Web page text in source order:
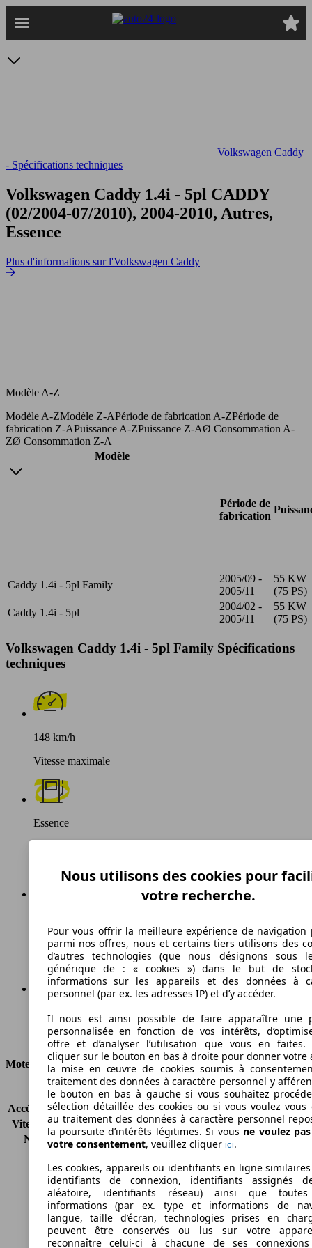
au
Volkswagen Caddy
- Spécifications techniques
Volkswagen Caddy 1.4i - 5pl CADDY
(02/2004-07/2010), 2004-2010, Autres,
Essence
Plus d'informations sur l'Volkswagen Caddy
Modèle A-Z
Modèle A-ZModèle Z-APériode de fabrication A-ZPériode de
fabrication Z-APuissance A-ZPuissance Z-AØ Consommation A-
ZØ Consommation Z-A
Modèle
Période de
fabrication
Caddy 1.4i - 5pl Family
2005/09 -
2005/11
55 KW
(75 PS)
Caddy 1.4i - 5pl
2004/02 -
2005/11
55 KW
(75 PS)
Volkswagen Caddy 1.4i - 5pl Family Spécifications
techniques
148 km/h
Vitesse maximale
Essence
Émissions de CO2 (combinées)*
Ø 8.2 l/100km
Consommation
Moteur et Puissance
KW (CH)
55 kW (75 PS)
Accélération (0-100 km/h) 17.9s
Vitesse maximale (km/h)
148 km/h
Nombre de vitesses
5
Cylindrée
1390 ccm
Carburant
Essence
Cylindres
4
Transmission
Boîte manuelle
Type de traction
Traction avant
Nous utilisons des cookies pour
votre recherche.
Pour vous offrir la meilleure expérience de navigation
parmi nos offres, nous et certains tiers utilisons des
d’autres technologies (que nous désignons sous
générique de : « cookies ») dans le but de
informations sur les appareils et des données à
personnel (par ex. les adresses IP) et d’y accéder.
Il nous est ainsi possible de faire apparaître une
personnalisée en fonction de vos intérêts,
offre et d’analyser l’utilisation que vous en faites.
cliquer sur le bouton en bas à droite pour donner votre
la mise en œuvre de cookies soumis à
traitement des données à caractère personnel y
le bouton en bas à gauche si vous souhaitez
sélection détaillée des cookies ou si vous voulez vous
au traitement des données à caractère personnel
la poursuite d’intérêts légitimes. Si vous ne voulez
votre consentement, veuillez cliquer ici.
Les cookies, appareils ou identifiants en ligne
identifiants de connexion, identifiants assignés
aléatoire, identifiants réseau) ainsi que
informations (par ex. type et informations de
langue, taille d’écran, technologies prises en
peuvent être conservés ou lus sur votre
reconnaître celui-ci à chacune de ses